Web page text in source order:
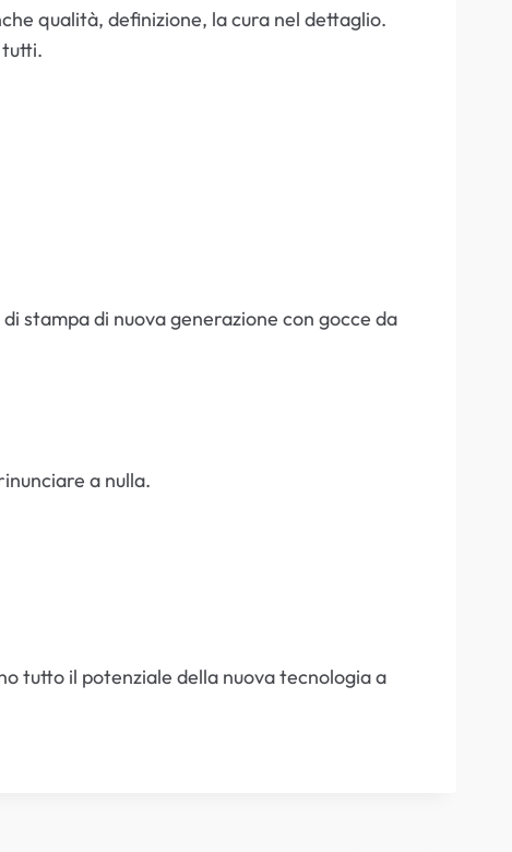
qualità, definizione, la cura nel dettaglio.
stampa di nuova generazione con gocce da
a nulla.
tutto il potenziale della nuova tecnologia a